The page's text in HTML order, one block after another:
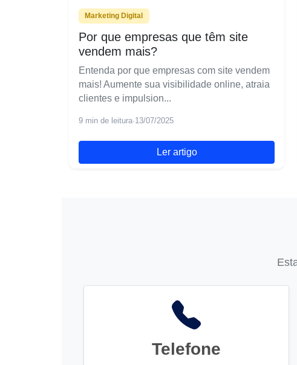
Marketing Digital
Por que empresas que têm site
vendem mais?
Entenda por que empresas com site vendem
mais! Aumente sua visibilidade online, atraia
clientes e impulsion...
9 min de leitura·13/07/2025
Ler artigo
Telefone